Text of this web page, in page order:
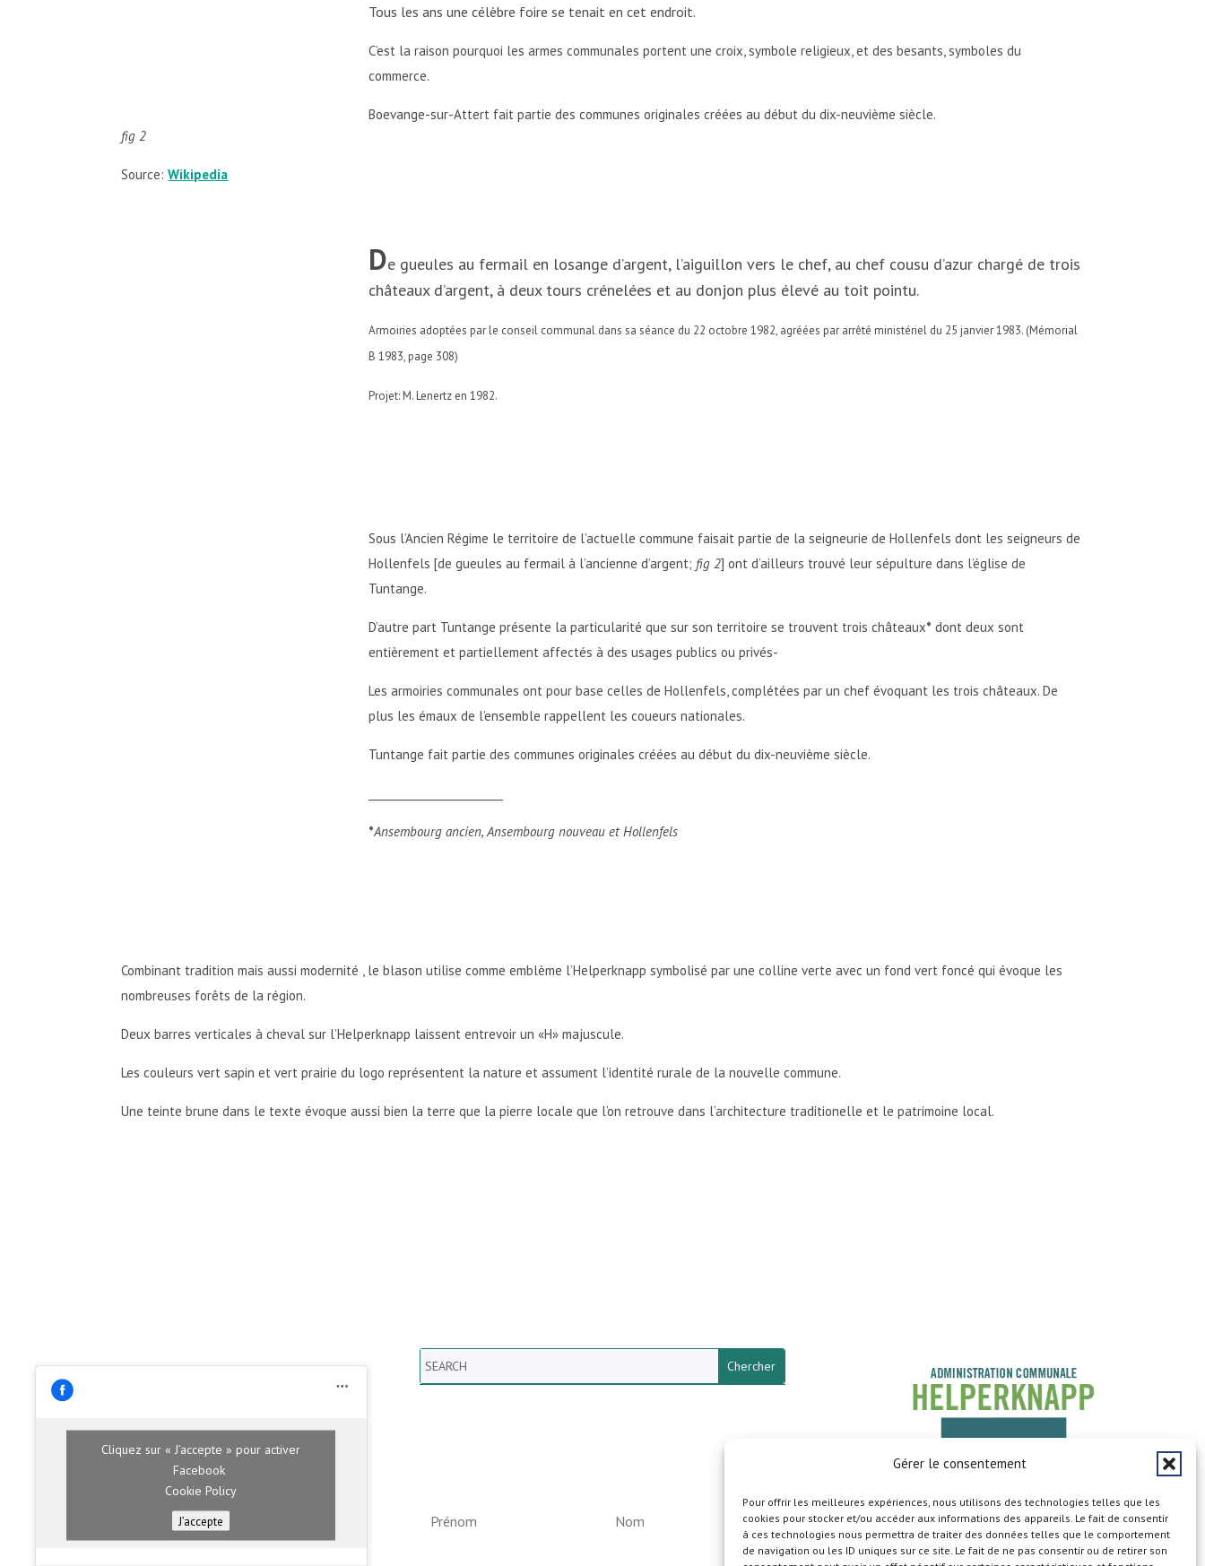
Gérer le consentement
Pour offrir les meilleures expériences, nous utilisons des technologies telles que les
cookies pour stocker et/ou accéder aux informations des appareils. Le fait de consentir
à ces technologies nous permettra de traiter des données telles que le comportement
de navigation ou les ID uniques sur ce site. Le fait de ne pas consentir ou de retirer son
fig 2
Source: Wikipedia
Tous les ans une célèbre foire se tenait en cet endroit.
C’est la raison pourquoi les armes communales portent une croix, symbole religieux, et des besants, symboles du
commerce.
Boevange-sur-Attert fait partie des communes originales créées au début du dix-neuvième siècle.
De gueules au fermail en losange d’argent, l’aiguillon vers le chef, au chef cousu d’azur chargé de trois
châteaux d’argent, à deux tours crénelées et au donjon plus élevé au toit pointu.
Armoiries adoptées par le conseil communal dans sa séance du 22 octobre 1982, agréées par arrêté ministériel du 25 janvier 1983. (Mémorial
B 1983, page 308)
Projet: M. Lenertz en 1982.
Sous l’Ancien Régime le territoire de l’actuelle commune faisait partie de la seigneurie de Hollenfels dont les seigneurs de
Hollenfels [de gueules au fermail à l’ancienne d’argent; fig 2] ont d’ailleurs trouvé leur sépulture dans l’église de
Tuntange.
D’autre part Tuntange présente la particularité que sur son territoire se trouvent trois châteaux* dont deux sont
entièrement et partiellement affectés à des usages publics ou privés-
Les armoiries communales ont pour base celles de Hollenfels, complétées par un chef évoquant les trois châteaux. De
plus les émaux de l’ensemble rappellent les coueurs nationales.
Tuntange fait partie des communes originales créées au début du dix-neuvième siècle.
*Ansembourg ancien, Ansembourg nouveau et Hollenfels
Combinant tradition mais aussi modernité , le blason utilise comme emblème l’Helperknapp symbolisé par une colline verte avec un fond vert foncé qui évoque les
nombreuses forêts de la région.
Deux barres verticales à cheval sur l’Helperknapp laissent entrevoir un «H» majuscule.
Les couleurs vert sapin et vert prairie du logo représentent la nature et assument l’identité rurale de la nouvelle commune.
Une teinte brune dans le texte évoque aussi bien la terre que la pierre locale que l’on retrouve dans l’architecture traditionelle et le patrimoine local.​ ​
Cliquez sur « J’accepte » pour activer
Facebook
Cookie Policy
J’accepte
Search